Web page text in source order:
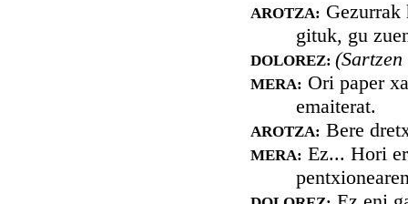
AROTZA:
gituk, gu
DOLOREZ:
MERA: Ori paper
emaiterat.
AROTZA: Bere
MERA: Ez... Hori